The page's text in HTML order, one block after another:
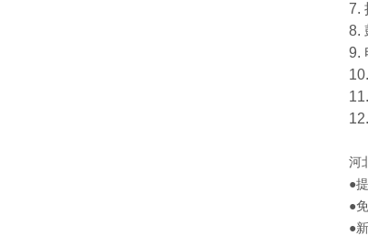
7.
8.
9.
河
●
●
●